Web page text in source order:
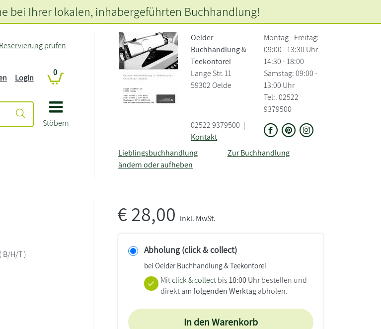
Stöbern
Reservierung prüfen
Login
0
Oelder
Buchhandlung &
Teekontorei
Lange Str. 11
59302 Oelde
Montag - Freitag:
09:00 - 13:30 Uhr
14:30 - 18:00
Samstag: 09:00 -
13:00 Uhr
Tel:. 02522
9379500
02522 9379500 |
Kontakt
Lieblingsbuchhandlung
ändern oder aufheben
Zur Buchhandlung
bei Ihrer lokalen, inhabergeführten Buchhandlung!
B/H/T )
€28,00 inkl. MwSt.
Abholung (click & collect)
bei Oelder Buchhandlung & Teekontorei
Mitclick & collect bis18:00 Uhrbestellen und
direktam folgenden Werktagabholen.
In den Warenkorb